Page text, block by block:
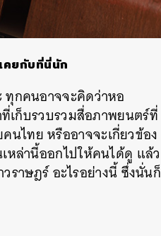
คยกับที่นี่นัก
ทุกคนอาจจะคิดว่าหอ
เก็บรวบรวมสื่อภาพยนตร์ที่
นไทย หรืออาจจะเกี่ยวข้อง
หล่านี้ออกไปให้คนได้ดู แล้ว
ราษฎร์ อะไรอย่างนี้ ซึ่งนั่นก็